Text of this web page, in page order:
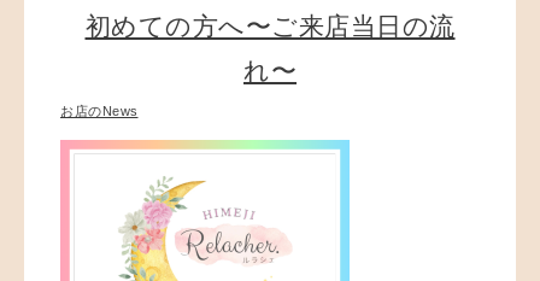
初めての方へ〜ご来店当日の流
れ〜
お店のNews